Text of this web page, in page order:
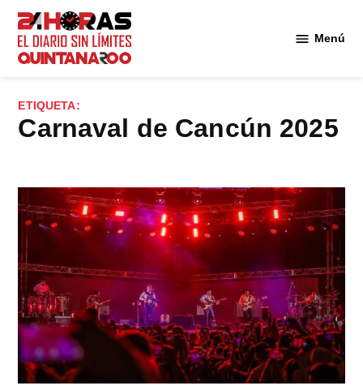
Saltar
contenido
Menú
ETIQUETA:
Carnaval de Cancún 2025